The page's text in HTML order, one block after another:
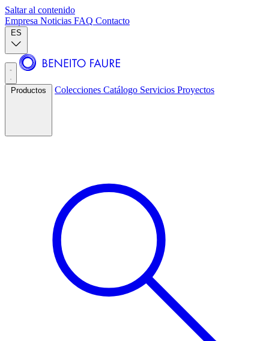
Saltar al contenido
Empresa Noticias FAQ Contacto
ES
Productos Colecciones Catálogo Servicios Proyectos